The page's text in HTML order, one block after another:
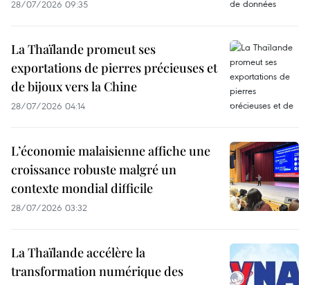
28/07/2026 09:35
La Thaïlande promeut ses
exportations de pierres précieuses et
de bijoux vers la Chine
28/07/2026 04:14
L’économie malaisienne affiche une
croissance robuste malgré un
contexte mondial difficile
28/07/2026 03:32
La Thaïlande accélère la
transformation numérique des